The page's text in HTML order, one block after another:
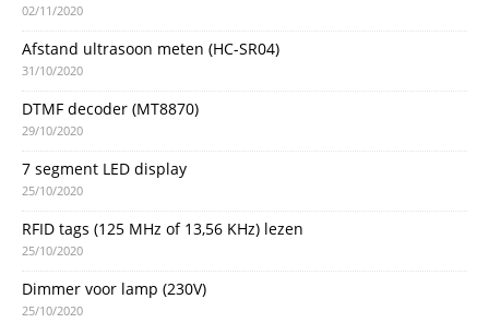
02/11/2020
Afstand ultrasoon meten (HC-SR04)
31/10/2020
DTMF decoder (MT8870)
29/10/2020
7 segment LED display
25/10/2020
RFID tags (125 MHz of 13,56 KHz) lezen
25/10/2020
Dimmer voor lamp (230V)
25/10/2020